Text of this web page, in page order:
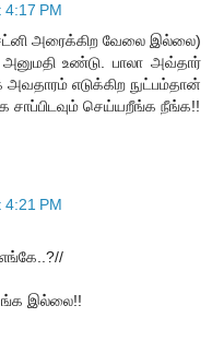
PM
அரைக்கிற வேலை இல்லை)
அனுமதி உண்டு. பாலா அவ்தார்
எடுக்கிற நுட்பம்தான்
சாப்பிடவும் செய்யறீங்க நீங்க!!
PM
இல்லை!!